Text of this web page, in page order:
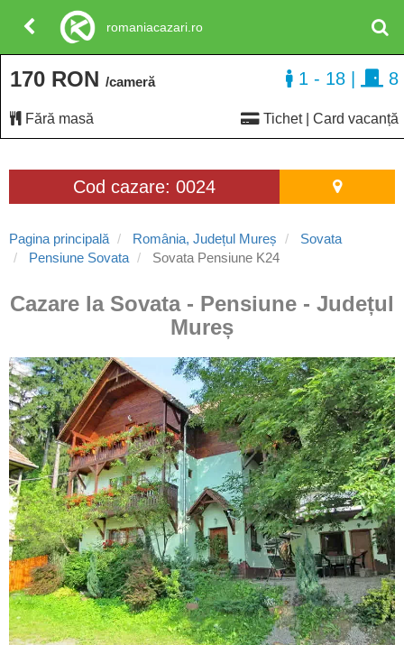
Cod cazare: 0024
Pagina principală România, Județul Mureș
Sovata
Pensiune Sovata
Sovata Pensiune K24
Cazare la Sovata - Pensiune - Județul
Mureș
170 RON /cameră
Fără masă Tichet | Card vacanță
1 - 18 8
romaniacazari.ro